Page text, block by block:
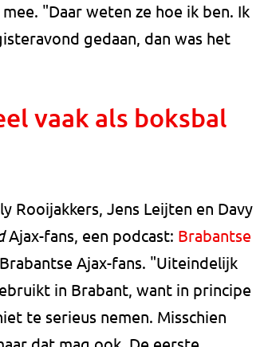
"Daar weten ze hoe ik ben. Ik
gedaan, dan was het
vaak als boksbal
Rooijakkers, Jens Leijten en Davy
Ajax-fans, een podcast: Brabantse
Ajax-fans. "Uiteindelijk
in Brabant, want in principe
te serieus nemen. Misschien